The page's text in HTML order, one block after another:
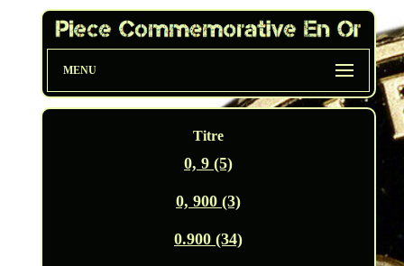
MENU
Titre
0, 9 (5)
0, 900 (3)
0.900 (34)